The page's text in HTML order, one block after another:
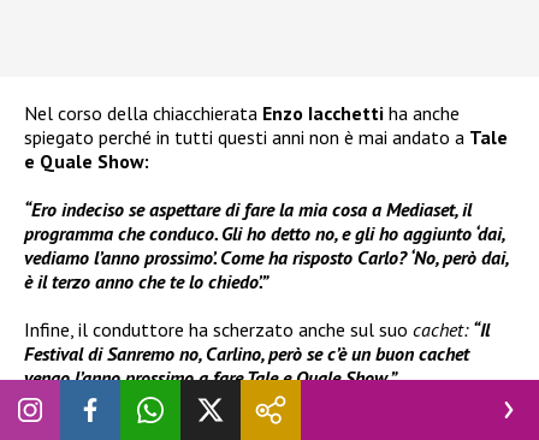
Nel corso della chiacchierata Enzo Iacchetti ha anche
spiegato perché in tutti questi anni non è mai andato a Tale
e Quale Show:
“Ero indeciso se aspettare di fare la mia cosa a Mediaset, il
programma che conduco. Gli ho detto no, e gli ho aggiunto ‘dai,
vediamo l’anno prossimo’. Come ha risposto Carlo? ‘No, però dai,
è il terzo anno che te lo chiedo’.”
Infine, il conduttore ha scherzato anche sul suo cachet: “Il
Festival di Sanremo no, Carlino, però se c’è un buon cachet
vengo l’anno prossimo a fare Tale e Quale Show.”
Dopo il successo dell’ultima edizione, l’arrivo di un